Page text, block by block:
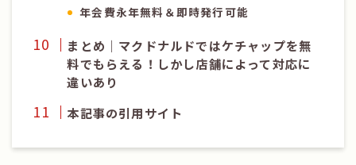
年会費永年無料＆即時発行可能
まとめ｜マクドナルドではケチャップを無
料でもらえる！しかし店舗によって対応に
違いあり
本記事の引用サイト